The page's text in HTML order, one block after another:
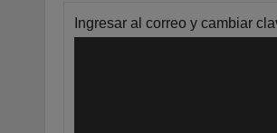
Ingresar al correo y cambiar